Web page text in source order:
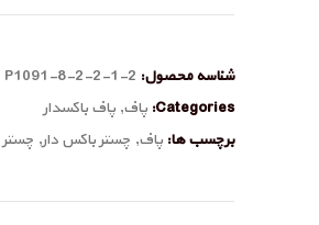
شناسه محصول: P1091-8-2-2-1-2
Categories: پاف, پاف باکسدار
برچسب ها: پاف, چستر باکس دار, چستر